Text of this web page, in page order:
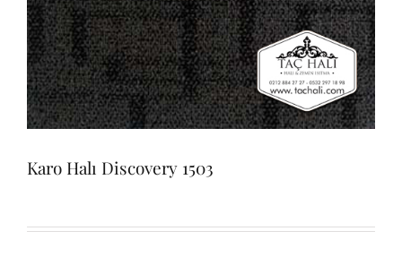
Karo Halı Discovery 1503